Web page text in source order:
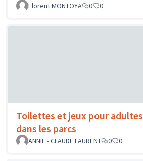
Florent MONTOYA
0 0
Toilettes et jeux pour adultes
dans les parcs
ANNIE - CLAUDE LAURENT
0 0